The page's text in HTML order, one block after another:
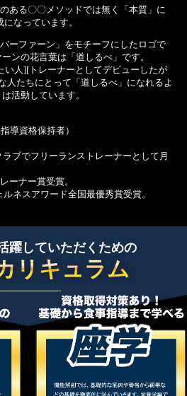
ある〇〇メソッドでは無く「本質」に
なっています。
ーファーン」をモチーフにしたロゴで
ンの花言葉は「道しるべ」です。
い人][トレーナーとしてデビューしたが
人たちにとって「道しるべ」になれるよ
活動しています。
導資格保持者）
ブでフリーランストレーナーとして月
ーナー賞受賞。
ネスアワード全国最優秀賞受賞。
躍していただくための
リキュラム